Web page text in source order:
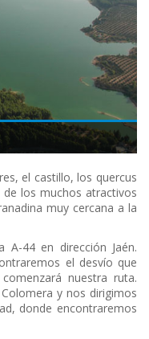
el castillo, los quercus
los muchos atractivos
muy cercana a la
44 en dirección Jaén.
el desvío que
nuestra ruta.
y nos dirigimos
donde encontraremos